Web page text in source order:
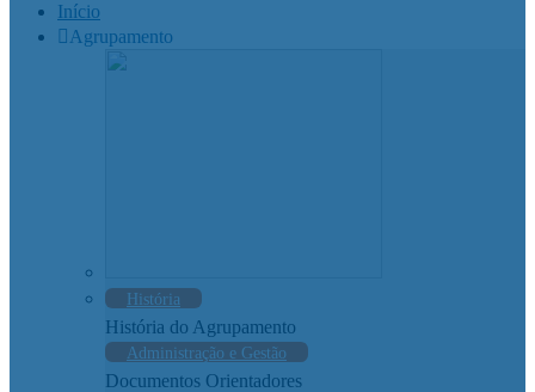
Início
Agrupamento
História
História do Agrupamento
Administração e Gestão
Documentos Orientadores